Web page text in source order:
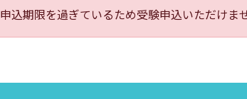
申込期限を過ぎているため受験申込いただけま